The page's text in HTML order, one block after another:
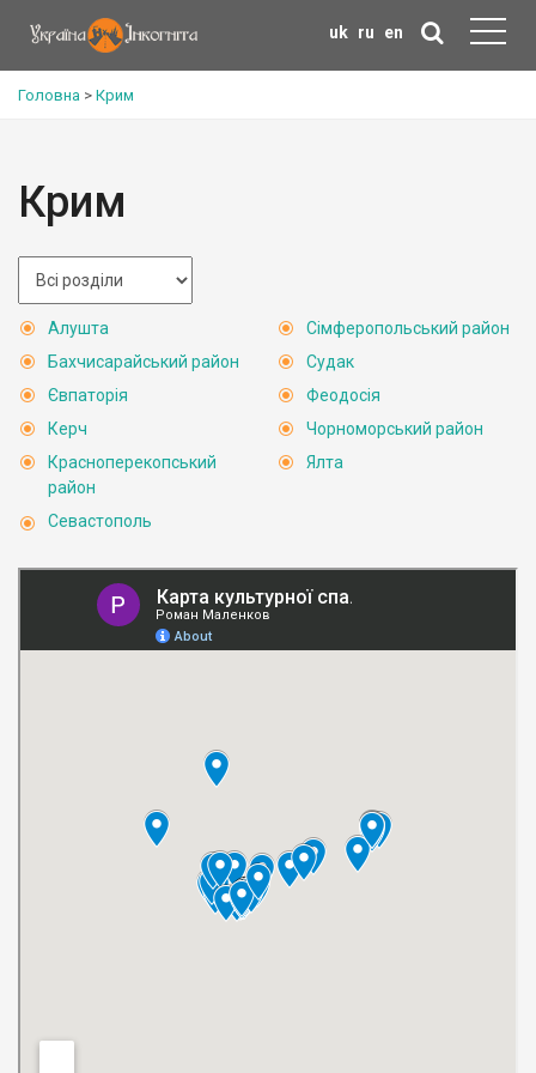
uk ru en
Головна > Крим
Крим
Алушта
Бахчисарайський район
Євпаторія
Керч
Красноперекопський
район
Севастополь
Сімферопольський район
Судак
Феодосія
Чорноморський район
Ялта